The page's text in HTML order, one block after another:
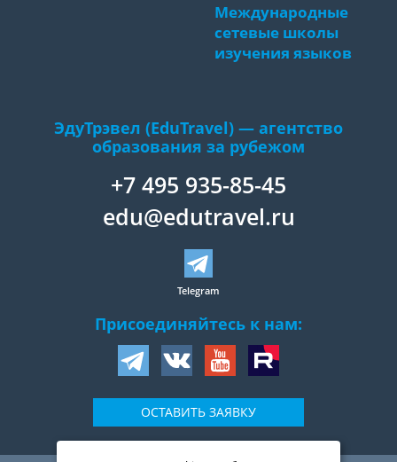
Международные
сетевые школы
изучения языков
ЭдуТрэвел (EduTravel) — агентство
образования за рубежом
+7 495 935-85-45
edu@edutravel.ru
Telegram
Присоединяйтесь к нам:
ОСТАВИТЬ ЗАЯВКУ